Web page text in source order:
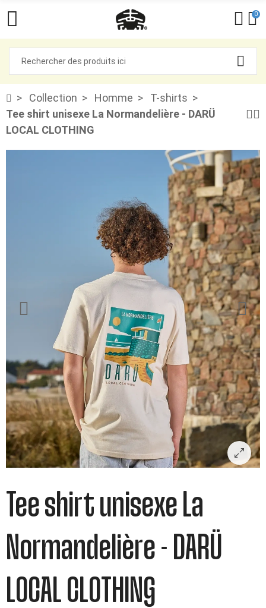
0
Collection Homme
T-shirts
Tee shirt unisexe La Normandelière - DARÜ
LOCAL CLOTHING
Tee shirt unisexe La
Normandelière - DARÜ
LOCAL CLOTHING